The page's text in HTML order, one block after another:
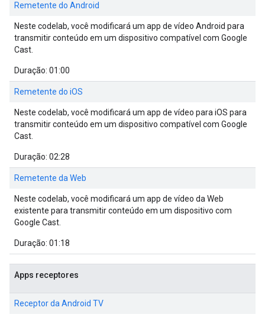
Remetente do Android
Neste codelab, você modificará um app de vídeo Android para
transmitir conteúdo em um dispositivo compatível com Google
Cast.
Duração: 01:00
Remetente do iOS
Neste codelab, você modificará um app de vídeo para iOS para
transmitir conteúdo em um dispositivo compatível com Google
Cast.
Duração: 02:28
Remetente da Web
Neste codelab, você modificará um app de vídeo da Web
existente para transmitir conteúdo em um dispositivo com
Google Cast.
Duração: 01:18
Apps receptores
Receptor da Android TV